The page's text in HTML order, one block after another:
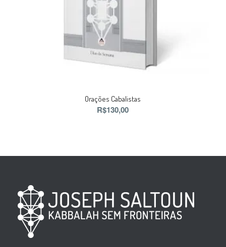
Orações Cabalistas
R$130,00